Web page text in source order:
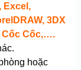
Excel,
3DX
Cốc Cốc,….
hoặc